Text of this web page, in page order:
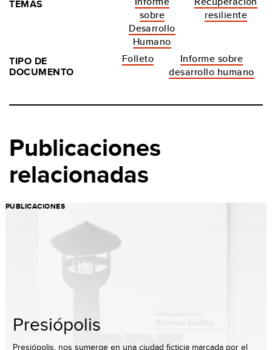
TEMAS
sobre
Desarrollo
Humano
resiliente
TIPO DE
DOCUMENTO
Folleto
Informe sobre
desarrollo humano
Publicaciones
relacionadas
PUBLICACIONES
Presiópolis
Presiópolis, nos sumerge en una ciudad ficticia marcada por el